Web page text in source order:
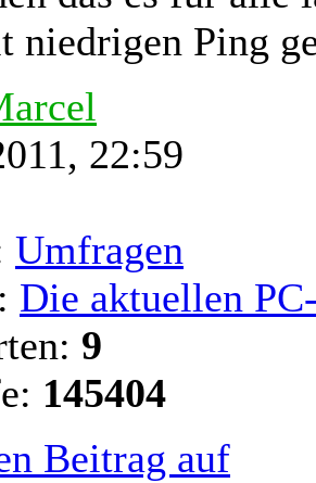
niedrigen Ping
22:59
Umfragen
Die aktuellen
9
145404
Beitrag auf